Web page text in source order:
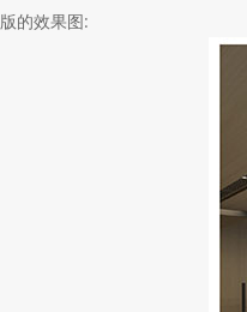
版的效果图: